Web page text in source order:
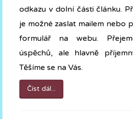
odkazu v dolní části článku.
je možné zaslat mailem nebo
formulář na webu.
úspěchů, ale hlavně
Těšíme se na Vás.
Číst dál...